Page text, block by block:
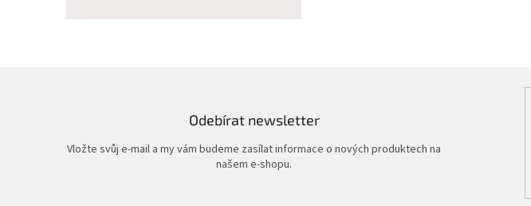
Odebírat newsletter
Vložte svůj e-mail a my vám budeme zasílat informace o nových produktech na
našem e-shopu.